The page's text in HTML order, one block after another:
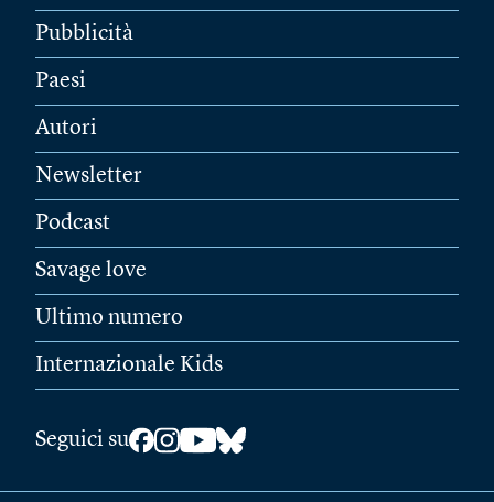
Pubblicità
Paesi
Autori
Newsletter
Podcast
Savage love
Ultimo numero
Internazionale Kids
Seguici su